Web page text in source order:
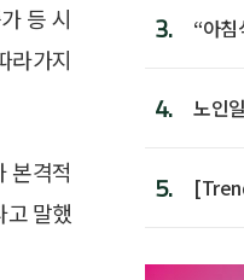
등 시
라가지
본격적
말했
3.
“아
4.
노인
5.